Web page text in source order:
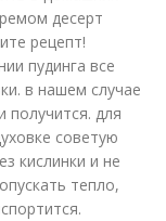
десерт
рецепт!
пудинга все
в нашем случае
получится. для
советую
кислинки и не
тепло,